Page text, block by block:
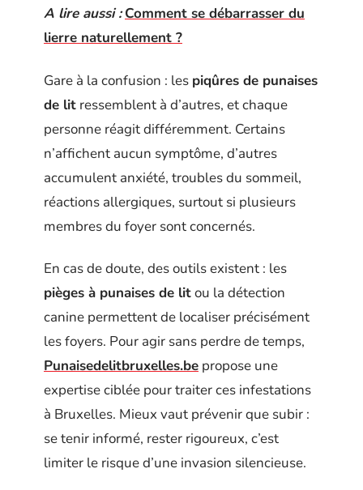
A lire aussi : Comment se débarrasser du
lierre naturellement ?
Gare à la confusion : les piqûres de punaises
de lit ressemblent à d’autres, et chaque
personne réagit différemment. Certains
n’affichent aucun symptôme, d’autres
accumulent anxiété, troubles du sommeil,
réactions allergiques, surtout si plusieurs
membres du foyer sont concernés.
En cas de doute, des outils existent : les
pièges à punaises de litou la détection
canine permettent de localiser précisément
les foyers. Pour agir sans perdre de temps,
Punaisedelitbruxelles.be propose une
expertise ciblée pour traiter ces infestations
à Bruxelles. Mieux vaut prévenir que subir :
se tenir informé, rester rigoureux, c’est
limiter le risque d’une invasion silencieuse.